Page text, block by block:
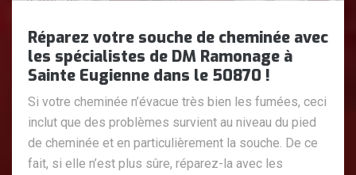
Réparez votre souche de cheminée avec
les spécialistes de DM Ramonage à
Sainte Eugienne dans le 50870 !
Si votre cheminée n’évacue très bien les fumées, ceci
inclut que des problèmes survient au niveau du pied
de cheminée et en particulièrement la souche. De ce
fait, si elle n’est plus sûre, réparez-la avec les